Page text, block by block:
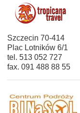
Szczecin 70-414
Plac Lotników 6/1
tel. 513 052 727
fax. 091 488 88 55